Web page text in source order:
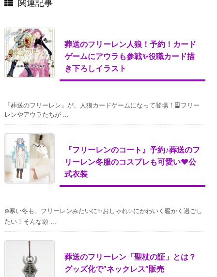
関連記事
葬送のフリーレン人狼！予約！カード
ゲームにアウラも参戦✨役職カード描
き下ろしイラスト
『葬送のフリーレン』が、人狼カードゲームになって登場！🎴フリー
レンやアウラたちが ...
『フリーレンのコート』予約♪葬送のフ
リーレン冬服のコスプレも可愛い♥公
式衣装
❄️寒い冬も、フリーレンみたいに✨おしゃれ✨にかわいく暖かく過ごし
たい！そんな願 ...
葬送のフリーレン「聖杖の証」とは？
グッズ化で”ネックレス”販売